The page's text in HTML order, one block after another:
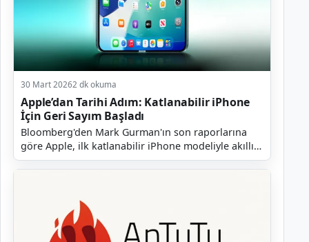
30 Mart 20262 dk okuma
Apple’dan Tarihi Adım: Katlanabilir iPhone
İçin Geri Sayım Başladı
Bloomberg'den Mark Gurman'ın son raporlarına
göre Apple, ilk katlanabilir iPhone modeliyle akıllı
telefon dünyasında taşları yerinden oynatmaya
hazırl...